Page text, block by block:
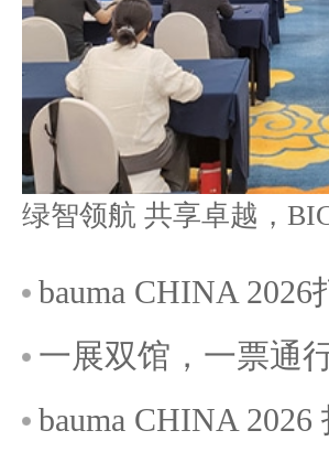
bauma CHINA
一展双馆，一票通
bauma CHINA